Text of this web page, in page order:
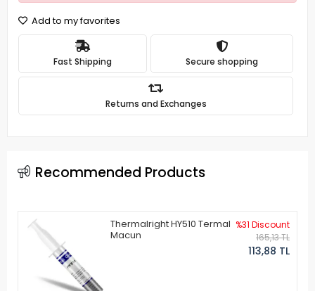
Add to my favorites
Fast Shipping Secure shopping
Returns and Exchanges
Recommended Products
Thermalright HY510 Termal
Macun
%31 Discount
165,13 TL
113,88 TL